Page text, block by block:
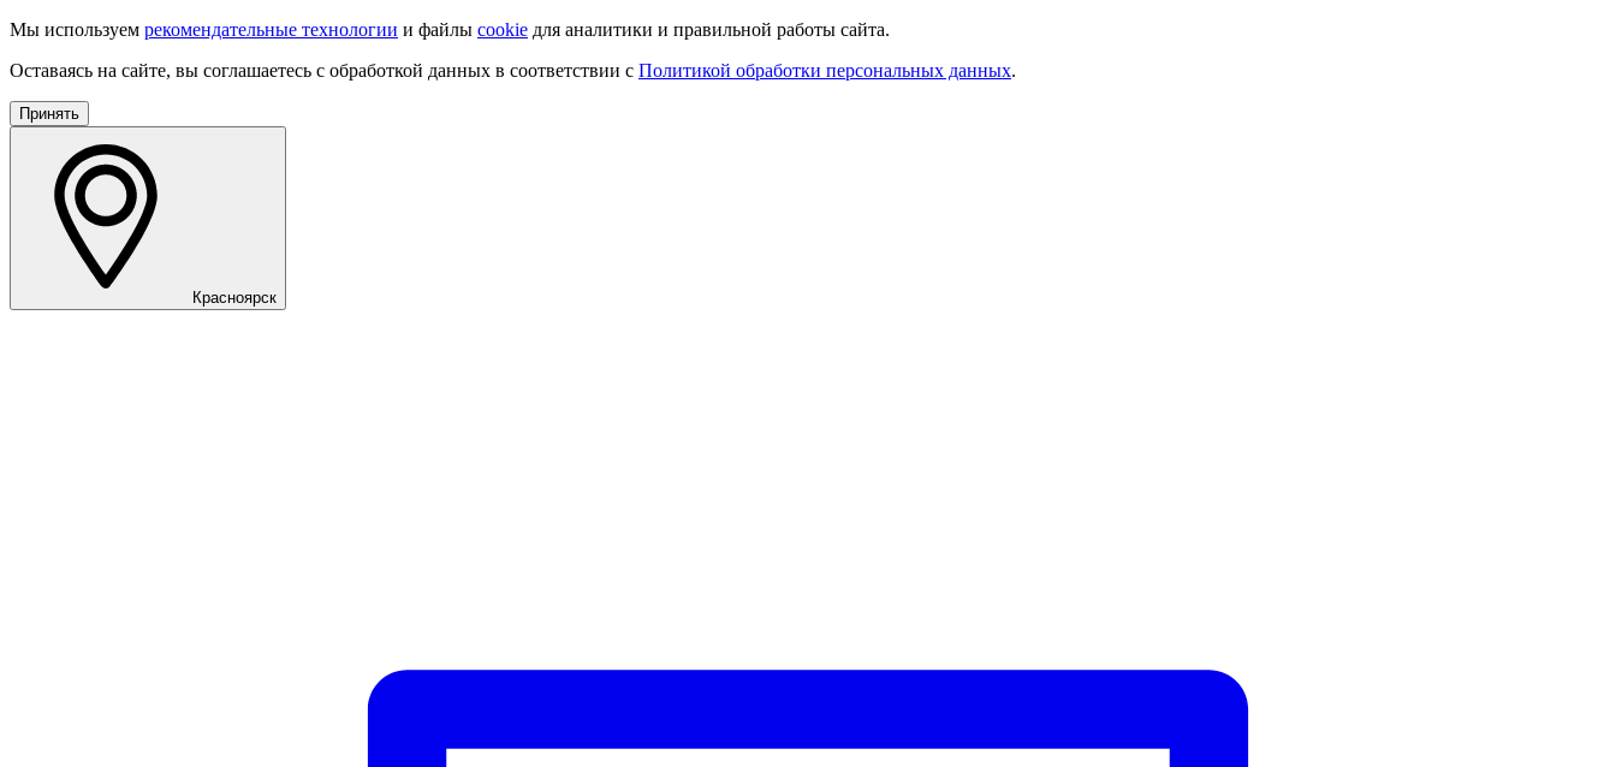
Мы используем рекомендательные технологии и файлы cookie для аналитики и правильной работы сайта.
Оставаясь на сайте, вы соглашаетесь с обработкой данных в соответствии с Политикой обработки персональных данных.
Принять
Красноярск